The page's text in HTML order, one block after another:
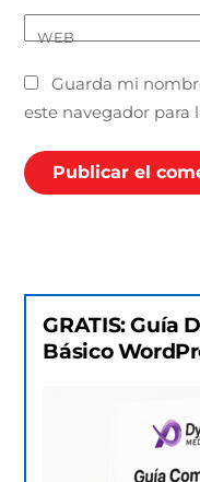
WEB
Guarda mi
este navegador para
GRATIS: Guía
Básico